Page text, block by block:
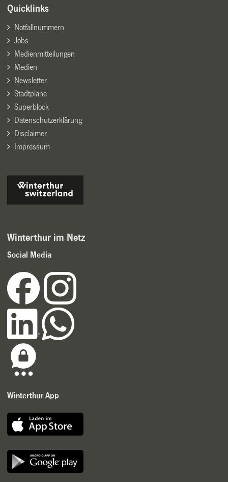
Quicklinks
Notfallnummern
Jobs
Medienmitteilungen
Medien
Newsletter
Stadtpläne
Superblock
Datenschutzerklärung
Disclaimer
Impressum
Winterthur im Netz
Social Media
Winterthur App